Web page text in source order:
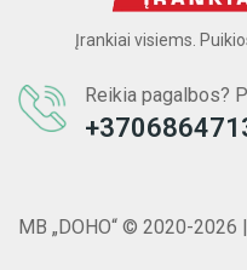
Įrankiai visiems.
Reikia pagalbos?
MB „DOHO“ © 2020-